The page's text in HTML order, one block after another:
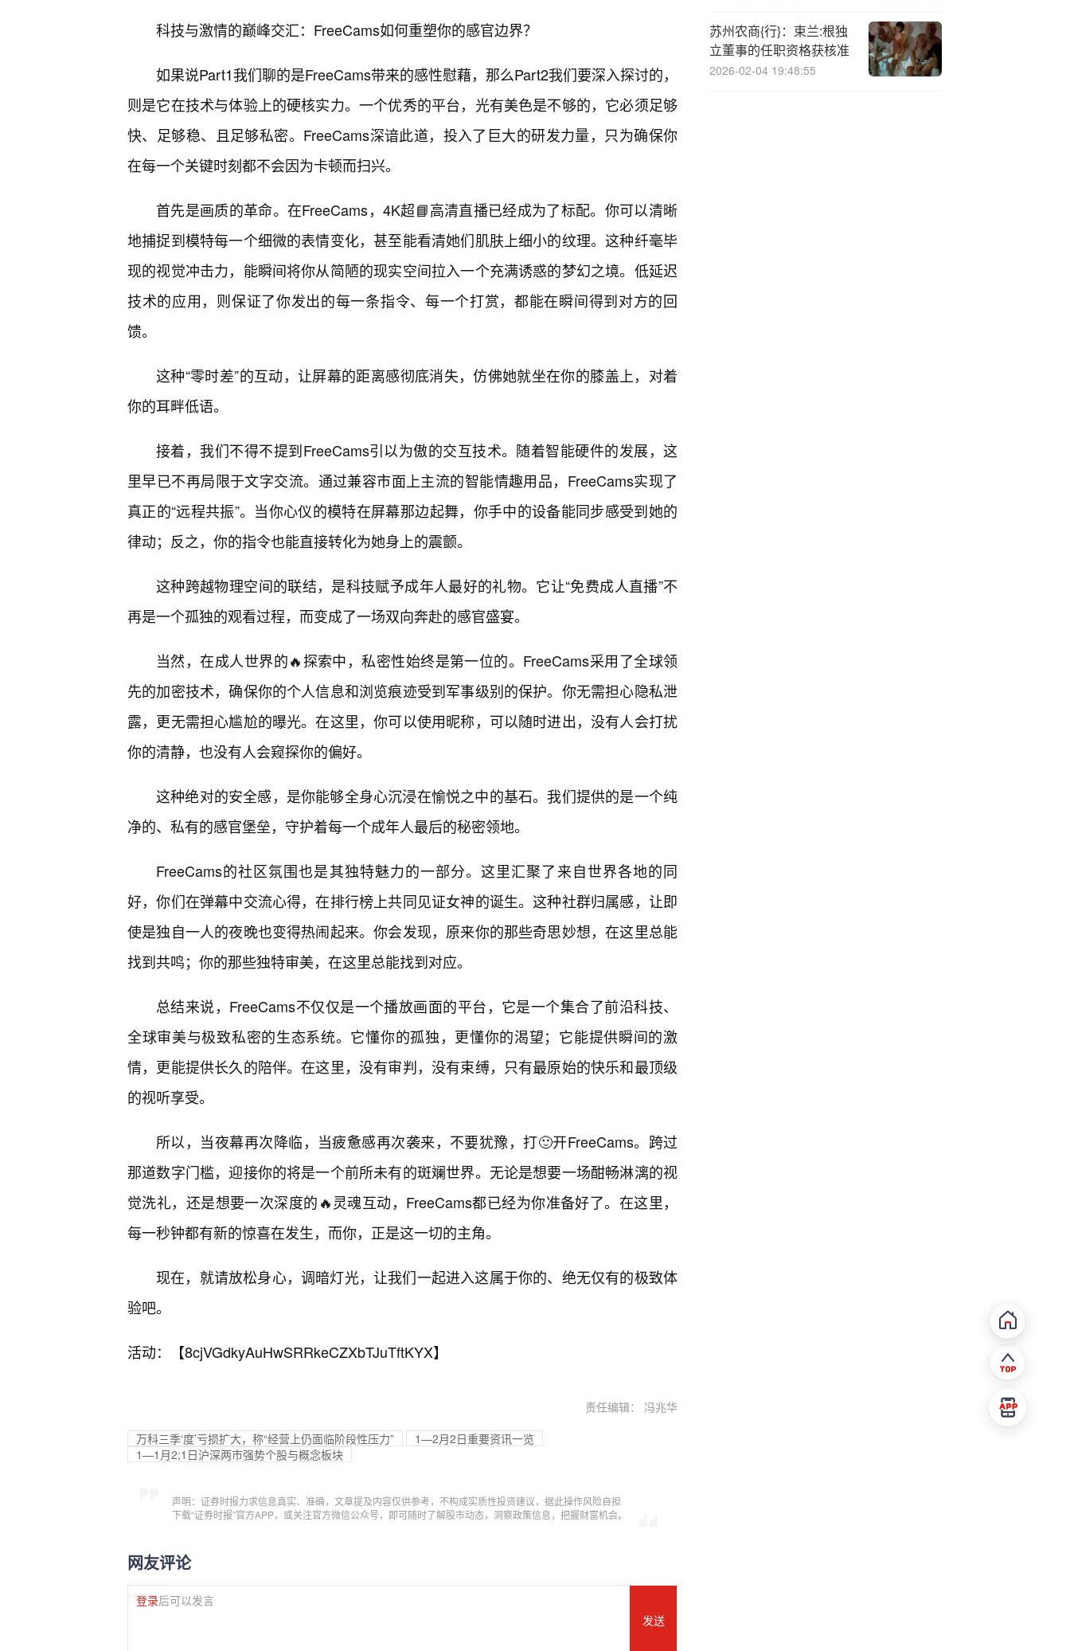
科技与激情的巅峰交汇：FreeCams如何重塑你的感官边界？
如果说Part1我们聊的是FreeCams带来的感性慰藉，那么Part2我们要深入探讨的，
则是它在技术与体验上的硬核实力。一个优秀的平台，光有美色是不够的，它必须足够
快、足够稳、且足够私密。FreeCams深谙此道，投入了巨大的研发力量，只为确保你
在每一个关键时刻都不会因为卡顿而扫兴。
首先是画质的革命。在FreeCams，4K超📘高清直播已经成为了标配。你可以清晰
地捕捉到模特每一个细微的表情变化，甚至能看清她们肌肤上细小的纹理。这种纤毫毕
现的视觉冲击力，能瞬间将你从简陋的现实空间拉入一个充满诱惑的梦幻之境。低延迟
技术的应用，则保证了你发出的每一条指令、每一个打赏，都能在瞬间得到对方的回
馈。
这种“零时差”的互动，让屏幕的距离感彻底消失，仿佛她就坐在你的膝盖上，对着
你的耳畔低语。
接着，我们不得不提到FreeCams引以为傲的交互技术。随着智能硬件的发展，这
里早已不再局限于文字交流。通过兼容市面上主流的智能情趣用品，FreeCams实现了
真正的“远程共振”。当你心仪的模特在屏幕那边起舞，你手中的设备能同步感受到她的
律动；反之，你的指令也能直接转化为她身上的震颤。
这种跨越物理空间的联结，是科技赋予成年人最好的礼物。它让“免费成人直播”不
再是一个孤独的观看过程，而变成了一场双向奔赴的感官盛宴。
当然，在成人世界的🔥探索中，私密性始终是第一位的。FreeCams采用了全球领
先的加密技术，确保你的个人信息和浏览痕迹受到军事级别的保护。你无需担心隐私泄
露，更无需担心尴尬的曝光。在这里，你可以使用昵称，可以随时进出，没有人会打扰
你的清静，也没有人会窥探你的偏好。
这种绝对的安全感，是你能够全身心沉浸在愉悦之中的基石。我们提供的是一个纯
净的、私有的感官堡垒，守护着每一个成年人最后的秘密领地。
FreeCams的社区氛围也是其独特魅力的一部分。这里汇聚了来自世界各地的同
好，你们在弹幕中交流心得，在排行榜上共同见证女神的诞生。这种社群归属感，让即
使是独自一人的夜晚也变得热闹起来。你会发现，原来你的那些奇思妙想，在这里总能
找到共鸣；你的那些独特审美，在这里总能找到对应。
总结来说，FreeCams不仅仅是一个播放画面的平台，它是一个集合了前沿科技、
全球审美与极致私密的生态系统。它懂你的孤独，更懂你的渴望；它能提供瞬间的激
情，更能提供长久的陪伴。在这里，没有审判，没有束缚，只有最原始的快乐和最顶级
的视听享受。
所以，当夜幕再次降临，当疲惫感再次袭来，不要犹豫，打🙂开FreeCams。跨过
那道数字门槛，迎接你的将是一个前所未有的斑斓世界。无论是想要一场酣畅淋漓的视
觉洗礼，还是想要一次深度的🔥灵魂互动，FreeCams都已经为你准备好了。在这里，
每一秒钟都有新的惊喜在发生，而你，正是这一切的主角。
现在，就请放松身心，调暗灯光，让我们一起进入这属于你的、绝无仅有的极致体
验吧。
活动：【8cjVGdkyAuHwSRRkeCZXbTJuTftKYX】
责任编辑： 冯兆华
万科三季‘度’亏损扩大，称“经营上仍面临阶段性压力”
1—2月2日重要资讯一览
1—1月2;1日沪深两市强势个股与概念板块
声明：证券时报力求信息真实、准确，文章提及内容仅供参考，不构成实质性投资建议，据此操作风险自担
下载“证券时报”官方APP，或关注官方微信公众号，即可随时了解股市动态，洞察政策信息，把握财富机会。
网友评论
登录后可以发言
发送
苏州农商{行}：束兰:根独
立董事的任职资格获核准
2026-02-04 19:48:55